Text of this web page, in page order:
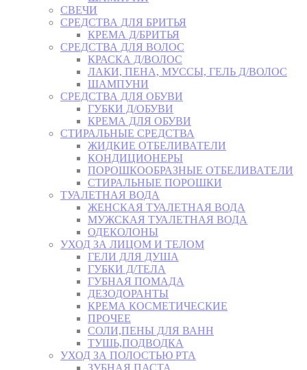
СВЕЧИ
СРЕДСТВА ДЛЯ БРИТЬЯ
КРЕМА Д/БРИТЬЯ
СРЕДСТВА ДЛЯ ВОЛОС
КРАСКА Д/ВОЛОС
ЛАКИ, ПЕНА, МУССЫ, ГЕЛЬ Д/ВОЛОС
ШАМПУНИ
СРЕДСТВА ДЛЯ ОБУВИ
ГУБКИ Д/ОБУВИ
КРЕМА ДЛЯ ОБУВИ
СТИРАЛЬНЫЕ СРЕДСТВА
ЖИДКИЕ ОТБЕЛИВАТЕЛИ
КОНДИЦИОНЕРЫ
ПОРОШКООБРАЗНЫЕ ОТБЕЛИВАТЕЛИ
СТИРАЛЬНЫЕ ПОРОШКИ
ТУАЛЕТНАЯ ВОДА
ЖЕНСКАЯ ТУАЛЕТНАЯ ВОДА
МУЖСКАЯ ТУАЛЕТНАЯ ВОДА
ОДЕКОЛОНЫ
УХОД ЗА ЛИЦОМ И ТЕЛОМ
ГЕЛИ ДЛЯ ДУША
ГУБКИ Д/ТЕЛА
ГУБНАЯ ПОМАДА
ДЕЗОДОРАНТЫ
КРЕМА КОСМЕТИЧЕСКИЕ
ПРОЧЕЕ
СОЛИ,ПЕНЫ ДЛЯ ВАНН
ТУШЬ,ПОДВОДКА
УХОД ЗА ПОЛОСТЬЮ РТА